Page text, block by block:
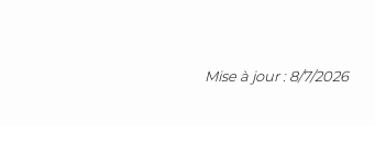
Mise à jour : 8/7/2026